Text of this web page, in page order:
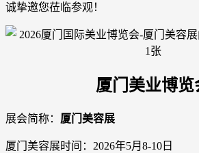
诚挚邀您莅临参观！
厦门美业博览
展会简称： 厦门美容展
厦门美容展时间：2026年5月8-10日